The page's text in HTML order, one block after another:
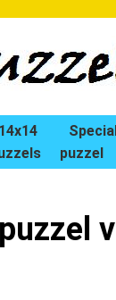
14x14
puzzel